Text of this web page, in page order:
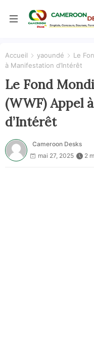
Accueil yaoundé
Le
à Manifestation d’Intérêt
Le Fond
(WWF) Appel
d’Intérêt
Cameroon Desks
mai 27, 2025
2